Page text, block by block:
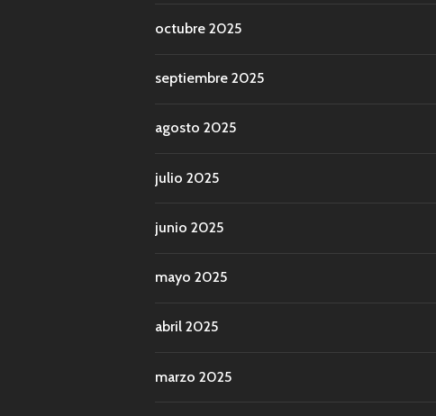
octubre 2025
septiembre 2025
agosto 2025
julio 2025
junio 2025
mayo 2025
abril 2025
marzo 2025